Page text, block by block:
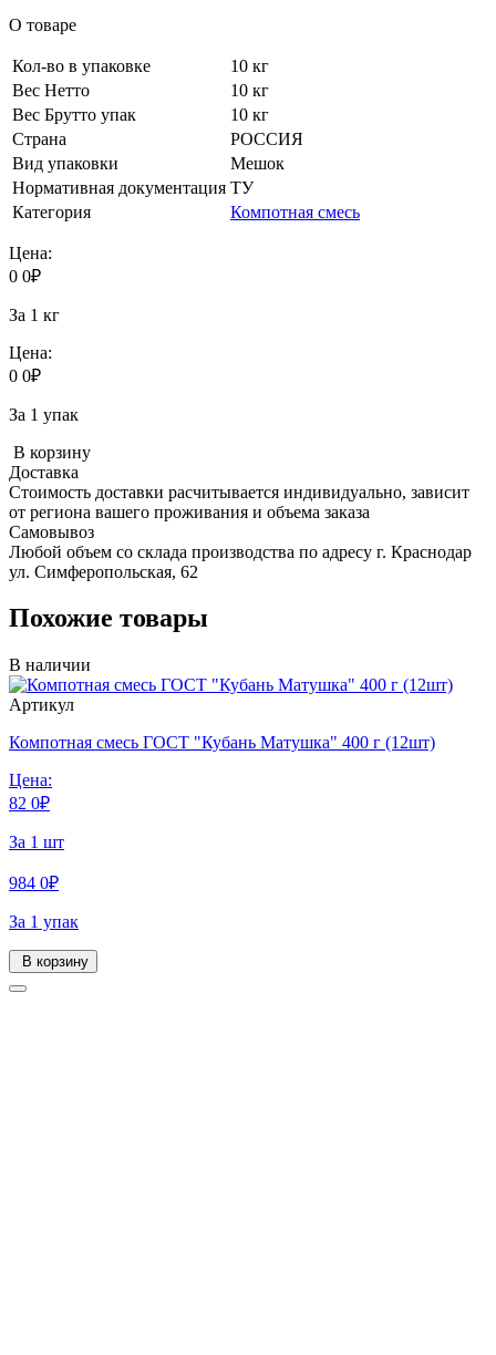
О товаре
Кол-во в упаковке
10 кг
Вес Нетто
10 кг
Вес Брутто упак
10 кг
Страна
РОССИЯ
Вид упаковки
Мешок
Нормативная документация ТУ
Категория
Компотная смесь
Цена:
0 0₽
За 1 кг
Цена:
0 0₽
За 1 упак
В корзину
Доставка
Стоимость доставки расчитывается индивидуально, зависит
от региона вашего проживания и объема заказа
Самовывоз
Любой объем со склада производства по адресу г. Краснодар
ул. Симферопольская, 62
Похожие товары
В наличии
Артикул
Компотная смесь ГОСТ "Кубань Матушка" 400 г (12шт)
Цена:
82 0₽
За 1 шт
984 0₽
За 1 упак
В корзину